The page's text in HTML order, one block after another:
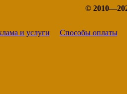
©
и услуги Способы оплаты